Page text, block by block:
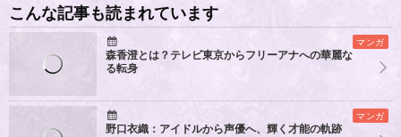
こんな記事も読まれています
マンガ
森香澄とは？テレビ東京からフリーアナへの華麗な
る転身
マンガ
野口衣織：アイドルから声優へ、輝く才能の軌跡